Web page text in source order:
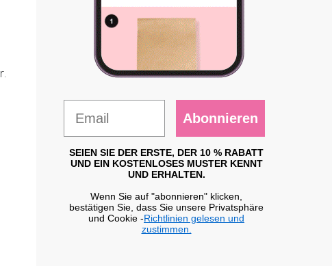
Abonnieren
SEIEN SIE DER ERSTE, DER 10 % RABATT
UND EIN KOSTENLOSES MUSTER KENNT
UND ERHALTEN.
Wenn Sie auf "abonnieren" klicken,
bestätigen Sie, dass Sie unsere Privatsphäre
und Cookie -Richtlinien gelesen und
zustimmen.